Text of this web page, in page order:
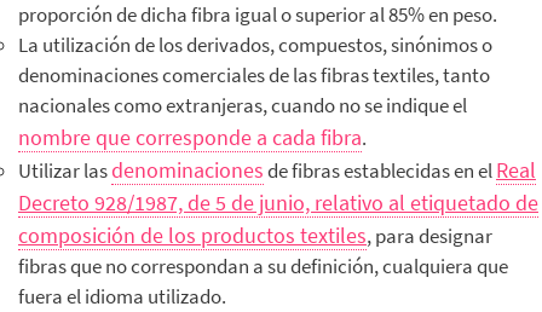
proporción de dicha fibra igual o superior al 85% en peso.
La utilización de los derivados, compuestos, sinónimos o
denominaciones comerciales de las fibras textiles, tanto
nacionales como extranjeras, cuando no se indique el
nombre que corresponde a cada fibra.
Utilizar lasdenominacionesde fibras establecidas en elReal
Decreto 928/1987, de 5 de junio, relativo al etiquetado de
composición de los productos textiles, para designar
fibras que no correspondan a su definición, cualquiera que
fuera el idioma utilizado.